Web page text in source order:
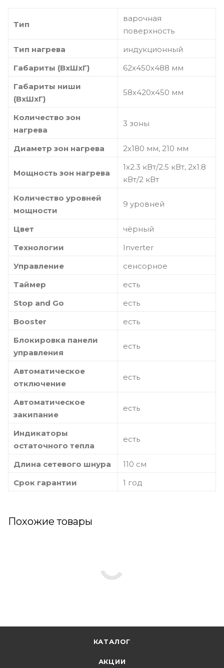
Тип
варочная
поверхность
Тип нагрева
индукционный
Габариты (ВхШхГ)
62х450х488 мм
Габариты ниши
(ВхШхГ)
58х420х450 мм
Количество зон
нагрева
3 зоны
Диаметр зон нагрева 2х180 мм, 210 мм
Мощность зон нагрева
1х2.3 кВт/2.5 кВт, 2х1.8
кВт/2 кВт
Количество уровней
мощности
9 уровней
Цвет
чёрный
Технологии
Inverter
Управление
сенсорное
Таймер
есть
Stop and Go
есть
Booster
есть
Блокировка панели
управления
есть
Автоматическое
отключение
есть
Автоматическое
закипание
есть
Индикаторы
остаточного тепла
есть
Длина сетевого шнура
110 см
Срок гарантии
1 год
Похожие товары
КАТАЛОГ
АКЦИИ